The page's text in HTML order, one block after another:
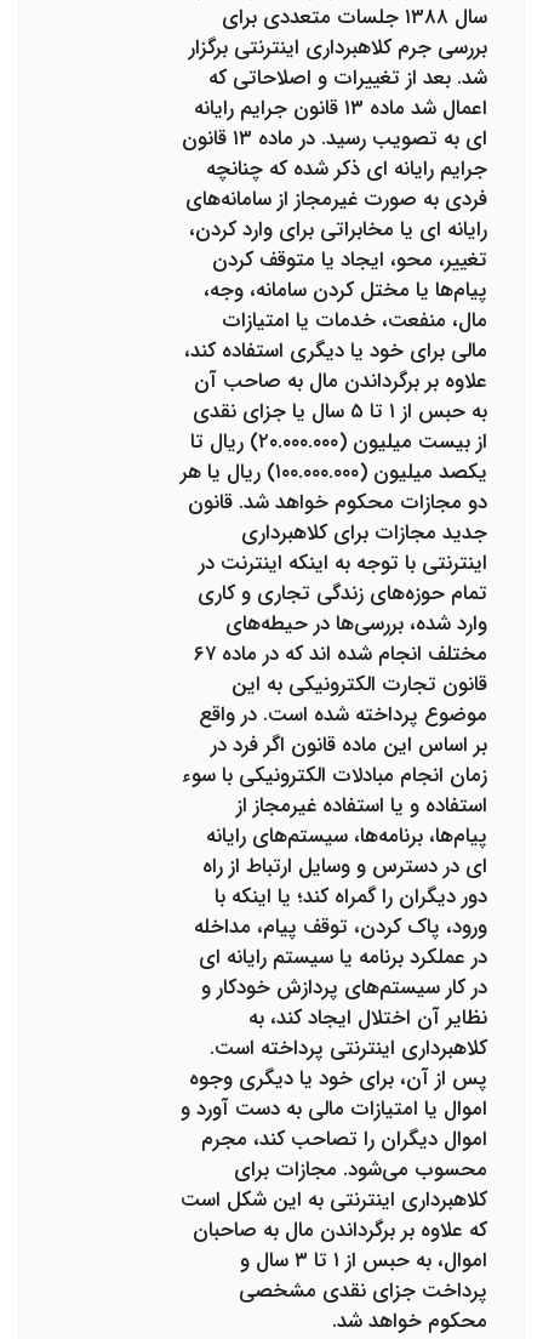
سال ۱۳۸۸ جلسات متعددی برای
بررسی جرم کلاهبرداری اینترنتی برگزار
شد. بعد از تغییرات و اصلاحاتی که
اعمال شد ماده ۱۳ قانون جرایم رایانه
ای به تصویب رسید. در ماده ۱۳ قانون
جرایم رایانه ای ذکر شده که چنانچه
فردی به صورت غیرمجاز از سامانه‌های
رایانه ای یا مخابراتی برای وارد کردن،
تغییر، محو، ایجاد یا متوقف کردن
پیام‌ها یا مختل کردن سامانه، وجه،
مال، منفعت، خدمات یا امتیازات
مالی برای خود یا دیگری استفاده کند،
علاوه بر برگرداندن مال به صاحب آن
به حبس از ۱ تا ۵ سال یا جزای نقدی
از بیست میلیون (۲۰.۰۰۰.۰۰۰) ریال تا
یکصد میلیون (۱۰۰.۰۰۰.۰۰۰) ریال یا هر
دو مجازات محکوم خواهد شد. ‌قانون
جدید مجازات برای کلاهبرداری
اینترنتی با توجه به اینکه اینترنت در
تمام حوزه‌های زندگی تجاری و کاری
وارد شده، بررسی‌ها در حیطه‌های
مختلف انجام شده اند که در ماده ۶۷
قانون تجارت الکترونیکی به این
موضوع پرداخته شده است. در واقع
بر اساس این ماده قانون اگر فرد در
زمان انجام مبادلات الکترونیکی با سوء
استفاده و یا استفاده غیرمجاز از
پیام‌ها، برنامه‌ها، سیستم‌های رایانه
ای در دسترس و وسایل ارتباط از راه
دور دیگران را گمراه کند؛ یا اینکه با
ورود، پاک کردن، توقف پیام، مداخله
در عملکرد برنامه یا سیستم رایانه ای
در کار سیستم‌های پردازش خودکار و
نظایر آن اختلال ایجاد کند، به
کلاهبرداری اینترنتی پرداخته است.
پس از آن، برای خود یا دیگری وجوه
اموال یا امتیازات مالی به دست آورد و
اموال دیگران را تصاحب کند، مجرم
محسوب می‌شود. مجازات برای
کلاهبرداری اینترنتی به این شکل است
که علاوه بر برگرداندن مال به صاحبان
اموال، به حبس از ۱ تا ۳ سال و
پرداخت جزای نقدی مشخصی
محکوم خواهد شد.